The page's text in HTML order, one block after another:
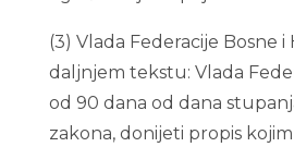
(3) Vlada Federacije Bosne
daljnjem tekstu: Vlada
od 90 dana od dana
zakona, donijeti propis